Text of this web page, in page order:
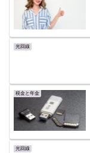
光回線
税金と年金
光回線